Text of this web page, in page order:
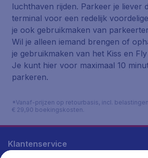
luchthaven rijden. Parkeer je liever
terminal voor een redelijk
je ook gebruikmaken van
Wil je alleen iemand brengen of
je gebruikmaken van het Kiss en
Je kunt hier voor maximaal 10
parkeren.
*Vanaf-prijzen op retourbasis, incl.
€ 29,90 boekingskosten.
Klantenservice